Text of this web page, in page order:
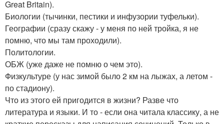
Great Britain).
Биологии (тычинки, пестики и инфузории туфельки).
Географии (сразу скажу - у меня по ней тройка, я не
помню, что мы там проходили).
Политологии.
ОБЖ (уже даже не помню о чем это).
Физкультуре (у нас зимой было 2 км на лыжах, а летом -
по стадиону).
Что из этого ей пригодится в жизни? Разве что
литература и языки. И то - если она читала классику, а не